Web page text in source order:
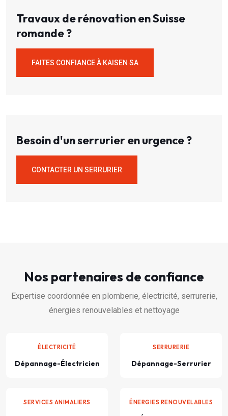
Travaux de rénovation en Suisse
romande ?
FAITES CONFIANCE À KAISEN SA
Besoin d'un serrurier en urgence ?
CONTACTER UN SERRURIER
Nos partenaires de confiance
Expertise coordonnée en plomberie, électricité, serrurerie,
énergies renouvelables et nettoyage
ÉLECTRICITÉ
Dépannage-Électricien
SERRURERIE
Dépannage-Serrurier
SERVICES ANIMALIERS ÉNERGIES RENOUVELABLES